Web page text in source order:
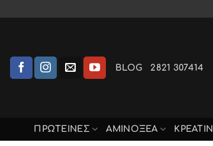
BLOG 2821 307414
ΠΡΩΤΕΙΝΕΣ ΑΜΙΝΟΞΈΑ